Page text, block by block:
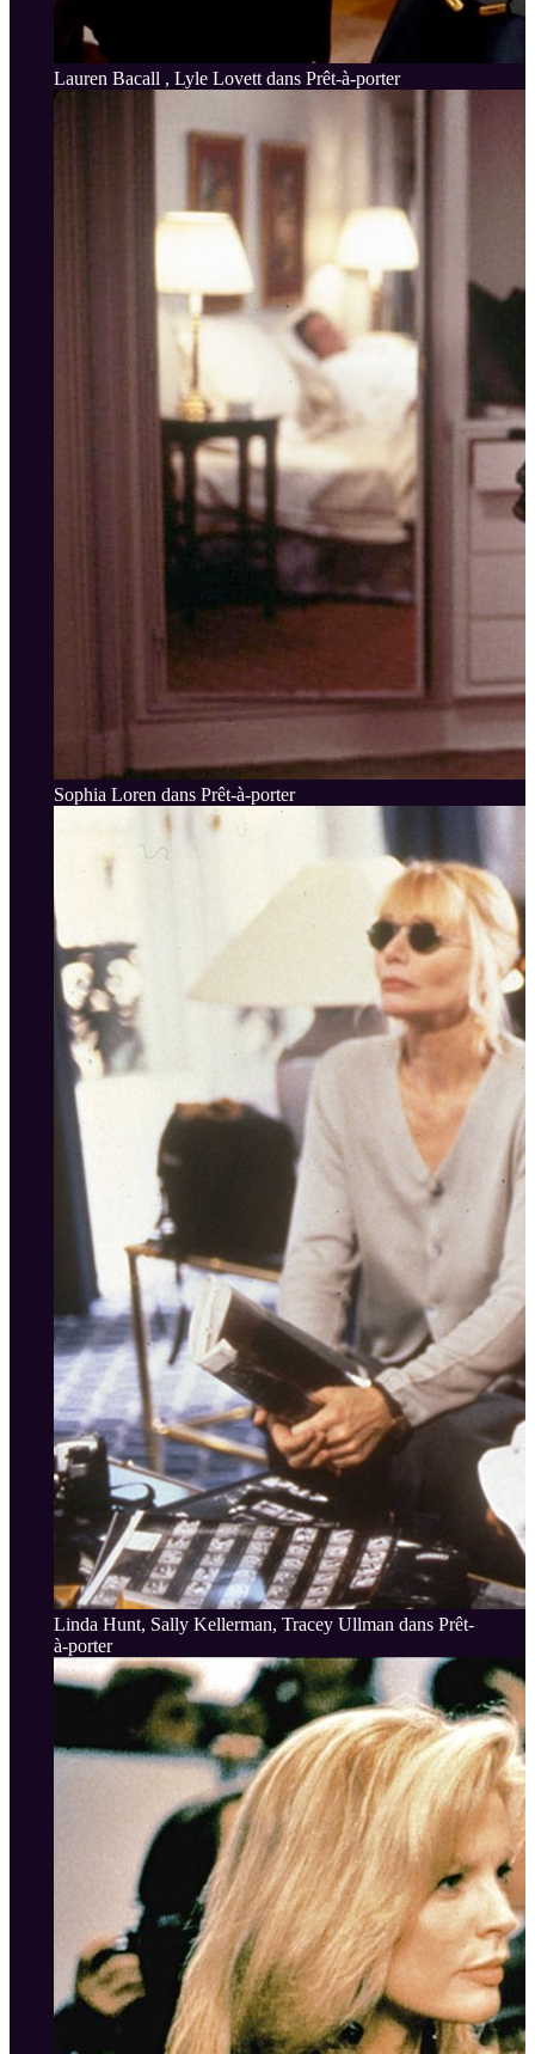
Lauren Bacall , Lyle Lovett dans Prêt-à-porter
Sophia Loren dans Prêt-à-porter
Linda Hunt, Sally Kellerman, Tracey Ullman dans Prêt-
à-porter